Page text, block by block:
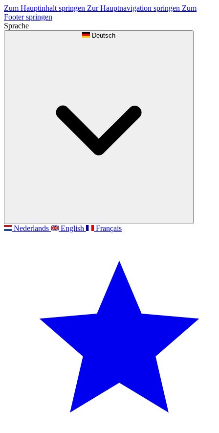
Zum Hauptinhalt springen Zur Hauptnavigation springen Zum
Footer springen
Sprache
Deutsch
Nederlands English Français